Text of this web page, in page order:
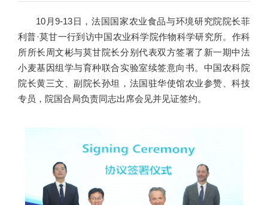
10月9-13日，法国国家农业食品与环境研究院院长菲
利普·莫甘一行到访中国农业科学院作物科学研究所。作科
所所长周文彬与莫甘院长分别代表双方签署了新一期中法
小麦基因组学与育种联合实验室续签意向书。中国农科院
院长黄三文、副院长孙坦，法国驻华使馆农业参赞、科技
专员，院国合局负责同志出席会见并见证签约。